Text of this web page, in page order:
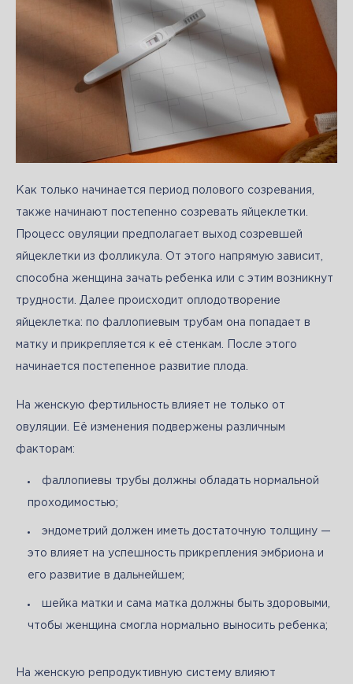
Как только начинается период полового созревания,
также начинают постепенно созревать яйцеклетки.
Процесс овуляции предполагает выход созревшей
яйцеклетки из фолликула. От этого напрямую зависит,
способна женщина зачать ребенка или с этим возникнут
трудности. Далее происходит оплодотворение
яйцеклетка: по фаллопиевым трубам она попадает в
матку и прикрепляется к её стенкам. После этого
начинается постепенное развитие плода.
На женскую фертильность влияет не только от
овуляции. Её изменения подвержены различным
факторам:
фаллопиевы трубы должны обладать нормальной
проходимостью;
эндометрий должен иметь достаточную толщину —
это влияет на успешность прикрепления эмбриона и
его развитие в дальнейшем;
шейка матки и сама матка должны быть здоровыми,
чтобы женщина смогла нормально выносить ребенка;
На женскую репродуктивную систему влияют